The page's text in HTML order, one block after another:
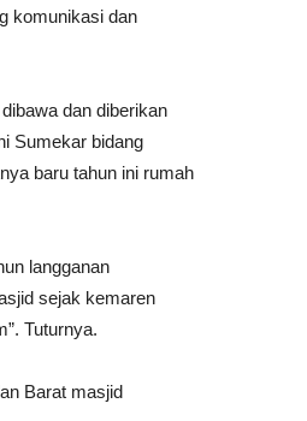
komunikasi dan
dan diberikan
Sumekar bidang
baru tahun ini rumah
langganan
sejak kemaren
Tuturnya.
Barat masjid